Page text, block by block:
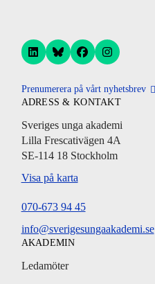
Prenumerera på vårt nyhetsbrev
ADRESS & KONTAKT
Sveriges unga akademi
Lilla Frescativägen 4A
SE-114 18 Stockholm
Visa på karta
070-673 94 45
info@sverigesungaakademi.se
AKADEMIN
Ledamöter